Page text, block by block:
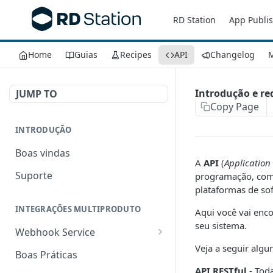
RD Station App
Home Guias Recipes API Changelog
JUMP TO
INTRODUÇÃO
Boas vindas
Suporte
INTEGRAÇÕES MULTIPRODUTO
Webhook Service
Criar um webhook
Boas Práticas
Introdução e
Copy Page
A API (
programação,
plataformas de
Aqui você vai
seu sistema.
Veja a seguir
API RESTful -